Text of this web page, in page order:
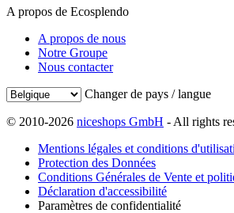
A propos de Ecosplendo
A propos de nous
Notre Groupe
Nous contacter
Changer de pays / langue
© 2010-2026 niceshops GmbH - All rights
Mentions légales et conditions
Protection des Données
Conditions Générales de Vente et
Déclaration d'accessibilité
Paramètres de confidentialité